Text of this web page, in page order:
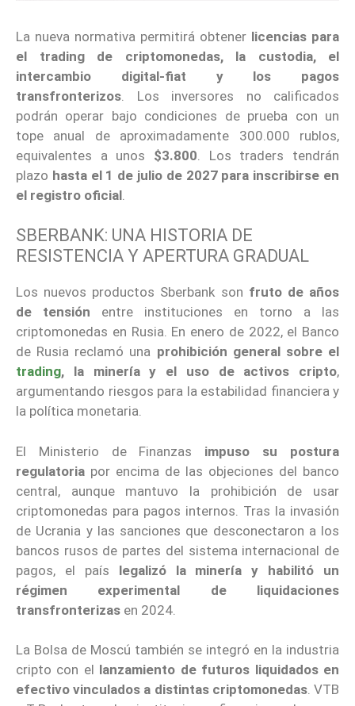
La nueva normativa permitirá obtener licencias para
el trading de criptomonedas, la custodia, el
intercambio digital-fiat y los pagos
transfronterizos . Los inversores no calificados
podrán operar bajo condiciones de prueba con un
tope anual de aproximadamente 300.000 rublos,
equivalentes a unos $3.800 . Los traders tendrán
plazo hasta el 1 de julio de 2027 para inscribirse en
el registro oficial
SBERBANK: UNA HISTORIA DE
RESISTENCIA Y APERTURA GRADUAL
Los nuevos productos Sberbank son fruto de años
de tensión entre instituciones en torno a las
criptomonedas en Rusia. En enero de 2022, el Banco
de Rusia reclamó una prohibición general sobre el
trading, la minería y el uso de activos cripto,
argumentando riesgos para la estabilidad financiera y
la política monetaria.
El Ministerio de Finanzas impuso su postura
regulatoria por encima de las objeciones del banco
central, aunque mantuvo la prohibición de usar
criptomonedas para pagos internos. Tras la invasión
de Ucrania y las sanciones que desconectaron a los
bancos rusos de partes del sistema internacional de
pagos, el país legalizó la minería y habilitó un
régimen experimental de liquidaciones
transfronterizas en 2024.
La Bolsa de Moscú también se integró en la industria
cripto con el lanzamiento de futuros liquidados en
efectivo vinculados a distintas criptomonedas. VTB